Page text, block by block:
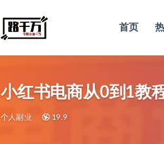
首页
小红书电商从0到1教
个人副业 19.9